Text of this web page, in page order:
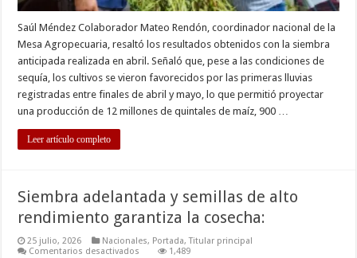
Saúl Méndez Colaborador Mateo Rendón, coordinador nacional de la
Mesa Agropecuaria, resaltó los resultados obtenidos con la siembra
anticipada realizada en abril. Señaló que, pese a las condiciones de
sequía, los cultivos se vieron favorecidos por las primeras lluvias
registradas entre finales de abril y mayo, lo que permitió proyectar
una producción de 12 millones de quintales de maíz, 900 …
Leer artículo completo
Siembra adelantada y semillas de alto
rendimiento garantiza la cosecha:
25 julio, 2026 Nacionales, Portada,Titular principal
Comentarios desactivados
1,489